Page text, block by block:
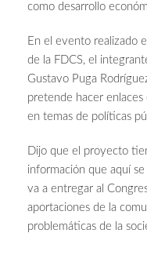
como desarrollo
En el evento realizado
de la FDCS, el
Gustavo Puga
pretende hacer enlaces
en temas de políticas
Dijo que el proyecto
información que aquí
va a entregar al
aportaciones de la
problemáticas de la